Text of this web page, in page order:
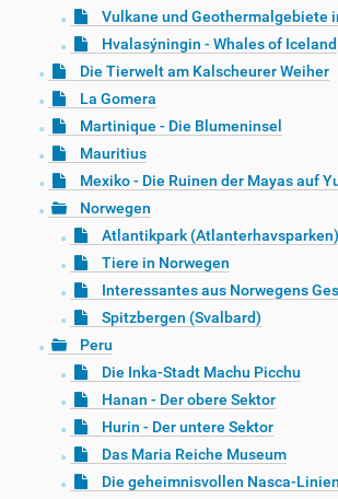
Vulkane und Geothermalgebiete
Hvalasýningin - Whales of Iceland
Die Tierwelt am Kalscheurer Weiher
La Gomera
Martinique - Die Blumeninsel
Mauritius
Mexiko - Die Ruinen der Mayas auf
Norwegen
Atlantikpark (Atlanterhavsparken)
Tiere in Norwegen
Interessantes aus Norwegens
Spitzbergen (Svalbard)
Peru
Die Inka-Stadt Machu Picchu
Hanan - Der obere Sektor
Hurin - Der untere Sektor
Das Maria Reiche Museum
Die geheimnisvollen Nasca-Linien